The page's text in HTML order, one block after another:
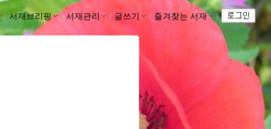
ｌ서재브리핑 ｌ서재관리 ｌ 글쓰기 ｌ 즐겨찾는 서재 ｌ